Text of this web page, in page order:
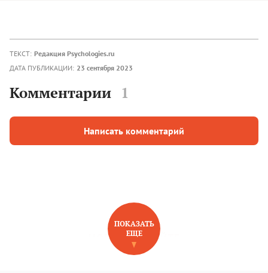
ТЕКСТ: Редакция Psychologies.ru
ДАТА ПУБЛИКАЦИИ: 23 сентября 2023
Комментарии 1
Написать комментарий
НОВОЕ НА САЙТЕ
ПОКАЗАТЬ
ЕЩЕ